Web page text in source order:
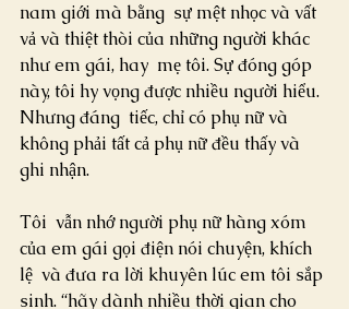
nam giới mà bằng  sự mệt nhọc và vất
vả và thiệt thòi của những người khác
như em gái, hay  mẹ tôi. Sự đóng góp
này, tôi hy vọng được nhiều người hiểu.
Nhưng đáng  tiếc, chỉ có phụ nữ và
không phải tất cả phụ nữ đều thấy và
ghi nhận.
Tôi  vẫn nhớ người phụ nữ hàng xóm
của em gái gọi điện nói chuyện, khích
lệ  và đưa ra lời khuyên lúc em tôi sắp
sinh. “hãy dành nhiều thời gian cho